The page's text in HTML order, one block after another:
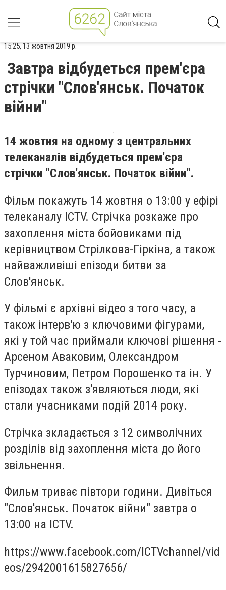
15:25, 13 жовтня 2019 р.
Завтра відбудеться прем'єра
стрічки "Слов'янськ. Початок
війни"
14 жовтня на одному з центральних
телеканалів відбудеться прем'єра
стрічки "Слов'янськ. Початок війни".
Фільм покажуть 14 жовтня о 13:00 у ефірі
телеканалу ICTV. Стрічка розкаже про
захоплення міста бойовиками під
керівництвом Стрілкова-Гіркіна, а також
найважливіші епізоди битви за
Слов'янськ.
У фільмі є архівні відео з того часу, а
також інтерв'ю з ключовими фігурами,
які у той час приймали ключові рішення -
Арсеном Аваковим, Олександром
Турчиновим, Петром Порошенко та ін. У
епізодах також з'являються люди, які
стали учасниками подій 2014 року.
Стрічка зкладається з 12 символічних
розділів від захоплення міста до його
звільнення.
Фильм триває півтори години. Дивіться
"Слов'янськ. Початок війни" завтра о
13:00 на ICTV.
https://www.facebook.com/ICTVchannel/vid
eos/2942001615827656/